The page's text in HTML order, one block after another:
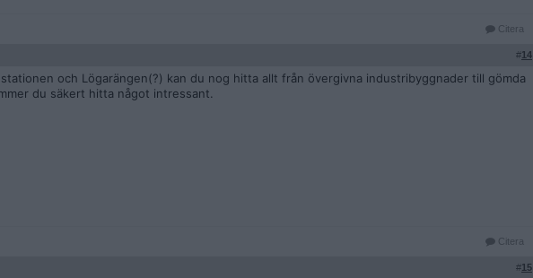
Citera
#14
och Lögarängen(?) kan du nog hitta allt från övergivna industribyggnader till gömda
du säkert hitta något intressant.
Citera
#15